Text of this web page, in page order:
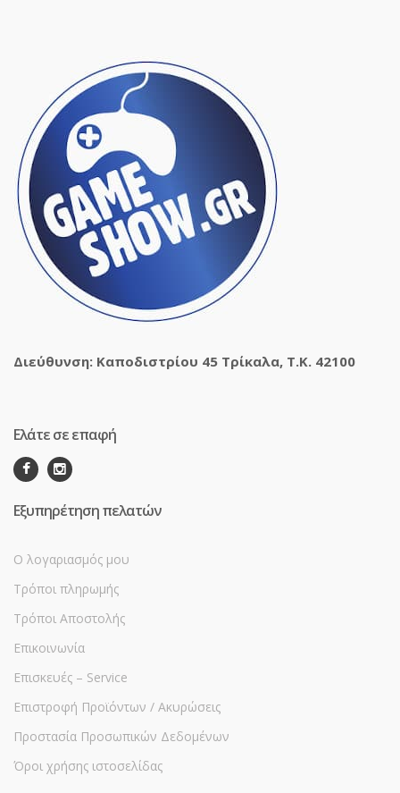
Διεύθυνση: Καποδιστρίου 45 Τρίκαλα, Τ.Κ. 42100
Ελάτε σε επαφή
Εξυπηρέτηση πελατών
Ο λογαριασμός μου
Τρόποι πληρωμής
Τρόποι Αποστολής
Επικοινωνία
Επισκευές – Service
Επιστροφή Προϊόντων / Ακυρώσεις
Προστασία Προσωπικών Δεδομένων
Όροι χρήσης ιστοσελίδας